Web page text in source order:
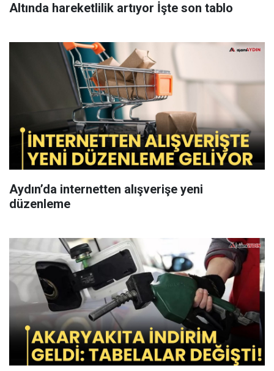
Altında hareketlilik artıyor İşte son tablo
Aydın’da internetten alışverişe yeni
düzenleme